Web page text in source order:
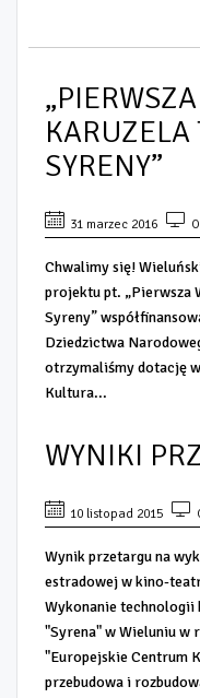
KARUZELA
SYRENY”
31 marzec 2016
Chwalimy się!
projektu pt. „Pierwsza
Syreny”
Dziedzictwa
otrzymaliśmy dotację
Kultura...
WYNIKI
10 listopad 2015
Wynik przetargu na
estradowej w kino-
Wykonanie
"Syrena" w Wieluniu w
"Europejskie Centrum
przebudowa i